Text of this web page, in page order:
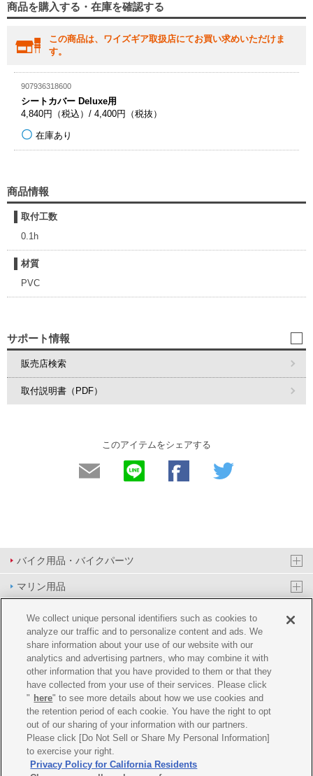
商品を購入する・在庫を確認する
この商品は、ワイズギア取扱店にてお買い求めいただけま
す。
907936318600
シートカバー Deluxe用
4,840円（税込）/ 4,400円（税抜）
在庫あり
商品情報
取付工数
0.1h
材質
PVC
サポート情報
販売店検索
取付説明書（PDF）
このアイテムをシェアする
バイク用品・バイクパーツ
マリン用品
PAS/YPJ用品
その他用品
イベント&エンターテイメント
オンラインショップ
企業情報
ご利用規約 推薦環境 プライバシーポリシー Cookie ポリシー
We collect unique personal identifiers such as cookies to
analyze our traffic and to personalize content and ads. We
share information about your use of our website with our
analytics and advertising partners, who may combine it with
other information that you have provided to them or that they
have collected from your use of their services. Please click
" here" to see more details about how we use cookies and
the retention period of each cookie. You have the right to opt
out of our sharing of your information with our partners.
Please click [Do Not Sell or Share My Personal Information]
to exercise your right.
Privacy Policy for California Residents